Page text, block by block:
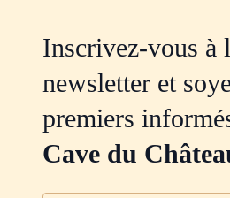
Inscrivez-vous à
newsletter et
premiers
Cave du